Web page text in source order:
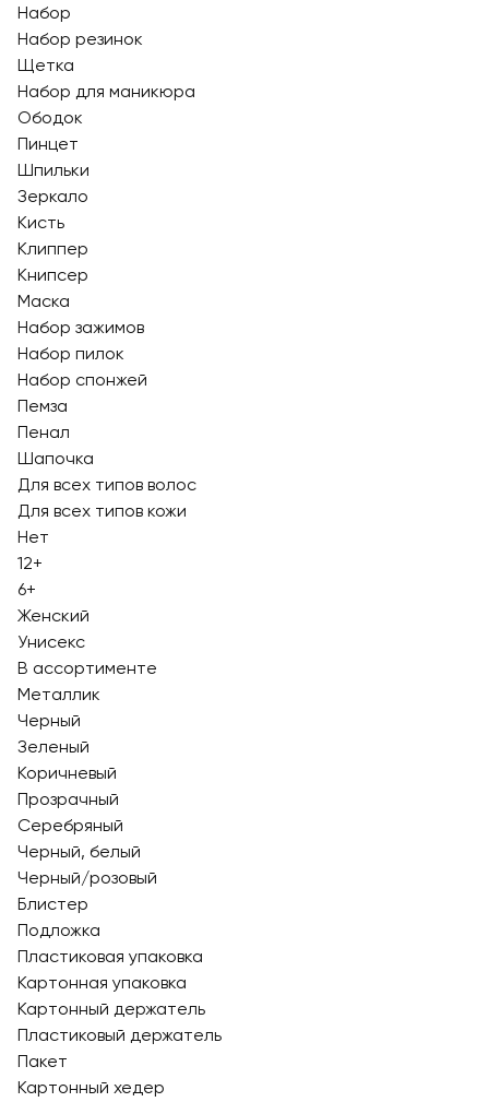
Набор
Набор резинок
Щетка
Набор для маникюра
Ободок
Пинцет
Шпильки
Зеркало
Кисть
Клиппер
Книпсер
Маска
Набор зажимов
Набор пилок
Набор спонжей
Пемза
Пенал
Шапочка
Для всех типов волос
Для всех типов кожи
Нет
12+
6+
Женский
Унисекс
В ассортименте
Металлик
Черный
Зеленый
Коричневый
Прозрачный
Серебряный
Черный, белый
Черный/розовый
Блистер
Подложка
Пластиковая упаковка
Картонная упаковка
Картонный держатель
Пластиковый держатель
Пакет
Картонный хедер